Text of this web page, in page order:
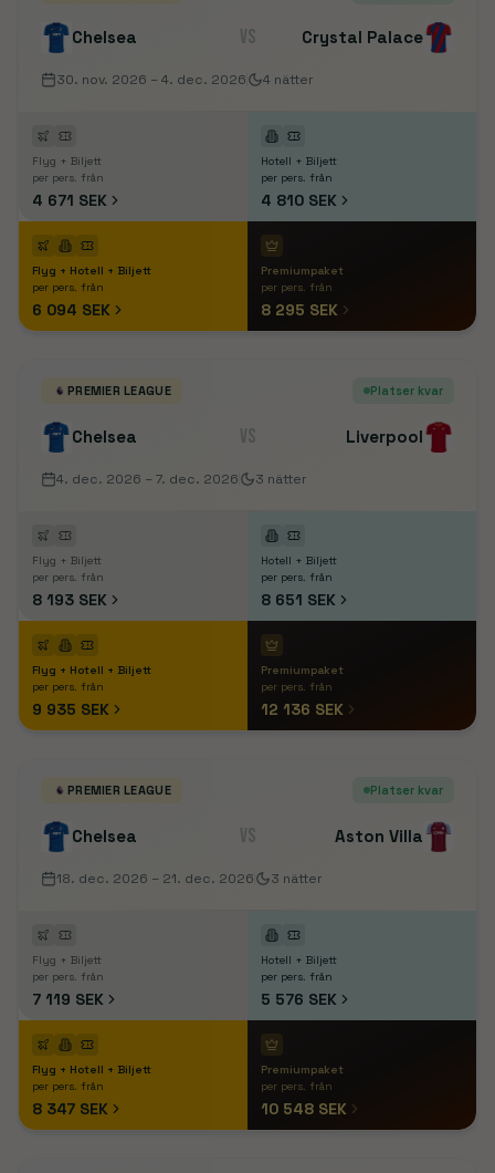
Chelsea VS Crystal Palace
30. nov. 2026 – 4. dec. 2026 4 nätter
Flyg + Biljett
per pers. från
4 671 SEK
Hotell + Biljett
per pers. från
4 810 SEK
Flyg + Hotell + Biljett
per pers. från
6 094 SEK
Premiumpaket
per pers. från
8 295 SEK
PREMIER LEAGUE Platser kvar
Chelsea VS Liverpool
4. dec. 2026 – 7. dec. 2026 3 nätter
Flyg + Biljett
per pers. från
8 193 SEK
Hotell + Biljett
per pers. från
8 651 SEK
Flyg + Hotell + Biljett
per pers. från
9 935 SEK
Premiumpaket
per pers. från
12 136 SEK
PREMIER LEAGUE Platser kvar
Chelsea VS Aston Villa
18. dec. 2026 – 21. dec. 2026 3 nätter
Flyg + Biljett
per pers. från
7 119 SEK
Hotell + Biljett
per pers. från
5 576 SEK
Flyg + Hotell + Biljett
per pers. från
8 347 SEK
Premiumpaket
per pers. från
10 548 SEK